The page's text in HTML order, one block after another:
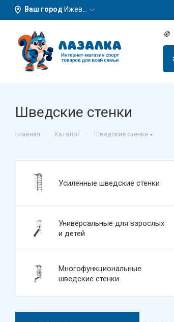
Ваш город Ижевск
Шведские стенки
Главная – Каталог – Шведские стенки
Усиленные шведские стенки
Универсальные для взрослых
и детей
Многофункциональные
шведские стенки